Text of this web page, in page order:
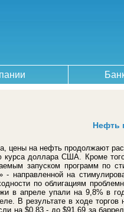
Нефть
цены на нефть продолжают
доллара США. Кроме
запуском программ по
- направленной на
по облигациям
в апреле упали на 9,8% в
В результате в ходе
на $0,83 - до $91,69 за